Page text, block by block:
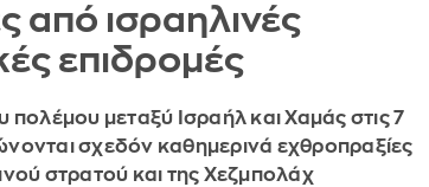
από ισραηλινές
επιδρομές
πολέμου μεταξύ Ισραήλ και Χαμάς στις 7
σχεδόν καθημερινά εχθροπραξίες
στρατού και της Χεζμπολάχ